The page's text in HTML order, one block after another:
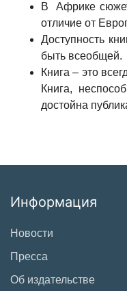
В Африке
отличие от
Доступность
быть всеобщей.
Книга – это
Книга,
достойна
Информация
Новости
Пресса
Об издательстве